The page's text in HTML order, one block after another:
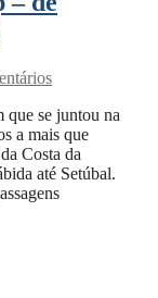
que se juntou na
a mais que
Costa da
até Setúbal.